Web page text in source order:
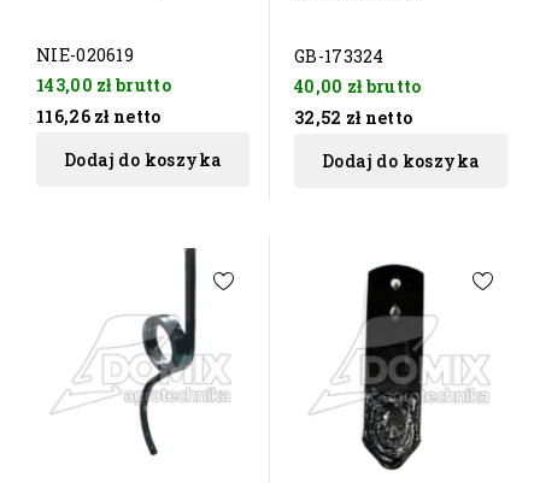
NIE-020619
143,00 złbrutto
116,26 zł netto
Dodaj do koszyka
GB-173324
40,00 złbrutto
32,52 zł netto
Dodaj do koszyka